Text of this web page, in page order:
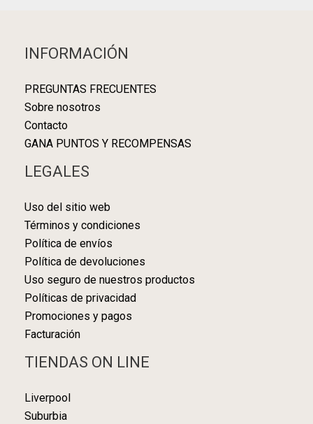
INFORMACIÓN
PREGUNTAS FRECUENTES
Sobre nosotros
Contacto
GANA PUNTOS Y RECOMPENSAS
LEGALES
Uso del sitio web
Términos y condiciones
Política de envíos
Política de devoluciones
Uso seguro de nuestros productos
Políticas de privacidad
Promociones y pagos
Facturación
TIENDAS ON LINE
Liverpool
Suburbia